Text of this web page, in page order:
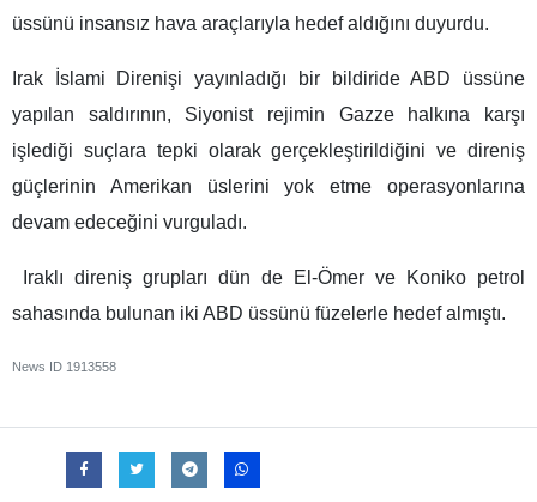
üssünü insansız hava araçlarıyla hedef aldığını duyurdu.
Irak İslami Direnişi yayınladığı bir bildiride ABD üssüne
yapılan saldırının, Siyonist rejimin Gazze halkına karşı
işlediği suçlara tepki olarak gerçekleştirildiğini ve direniş
güçlerinin Amerikan üslerini yok etme operasyonlarına
devam edeceğini vurguladı.
Iraklı direniş grupları dün de El-Ömer ve Koniko petrol
sahasında bulunan iki ABD üssünü füzelerle hedef almıştı.
News ID 1913558